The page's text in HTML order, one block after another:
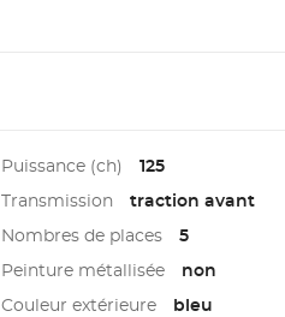
Puissance (ch) 125
Transmission traction avant
Nombres de places 5
Peinture métallisée non
Couleur extérieure bleu